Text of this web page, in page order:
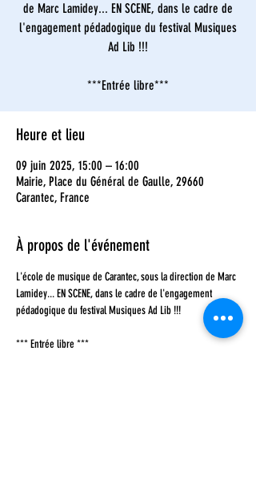
de Marc Lamidey... EN SCENE, dans le cadre de
l'engagement pédadogique du festival Musiques
Ad Lib !!!
***Entrée libre***
Heure et lieu
09 juin 2025, 15:00 – 16:00
Mairie, Place du Général de Gaulle, 29660
Carantec, France
À propos de l'événement
L'école de musique de Carantec, sous la direction de Marc
Lamidey... EN SCENE, dans le cadre de l'engagement
pédadogique du festival Musiques Ad Lib !!!
*** Entrée libre ***